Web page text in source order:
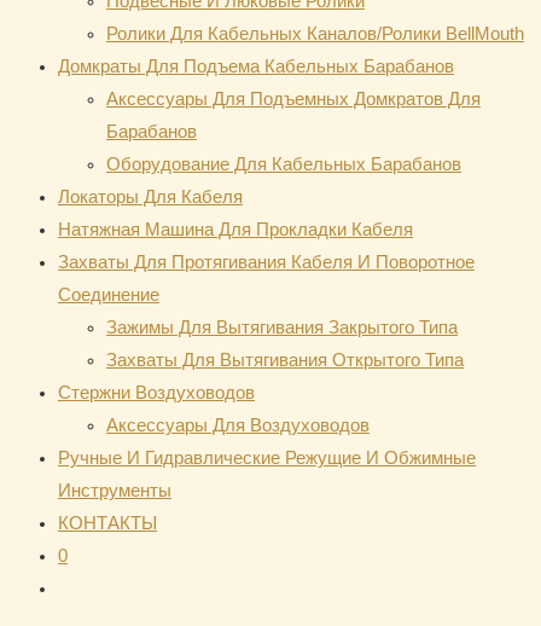
Ролики Для Кабельных Каналов/Ролики BellMouth
Домкраты Для Подъема Кабельных Барабанов
Аксессуары Для Подъемных Домкратов Для
Барабанов
Оборудование Для Кабельных Барабанов
Локаторы Для Кабеля
Натяжная Mашина Для Прокладки Кабеля
Захваты Для Протягивания Кабеля И Поворотное
Соединение
Зажимы Для Вытягивания Закрытого Типа
Захваты Для Вытягивания Открытого Типа
Стержни Воздуховодов
Аксессуары Для Воздуховодов
Ручные И Гидравлические Режущие И Обжимные
Инструменты
КОНТАКТЫ
0